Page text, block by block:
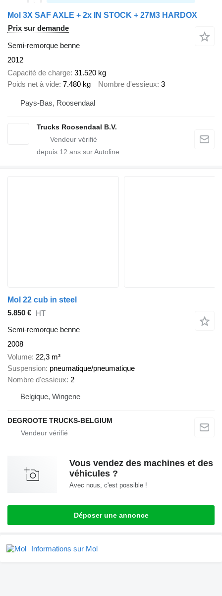
Mol 3X SAF AXLE + 2x IN STOCK + 27M3 HARDOX
Prix sur demande
Semi-remorque benne
2012
Capacité de charge 31.520 kg
Poids net à vide 7.480 kg Nombre d'essieux 3
Pays-Bas, Roosendaal
Trucks Roosendaal B.V.
depuis 12 ans sur Autoline
Mol 22 cub in steel
5.850 € HT
Semi-remorque benne
2008
Volume 22,3 m³
Suspension pneumatique/pneumatique
Nombre d'essieux 2
Belgique, Wingene
DEGROOTE TRUCKS-BELGIUM
Vous vendez des machines et des
véhicules ?
Avec nous, c'est possible !
Déposer une annonce
Informations sur Mol